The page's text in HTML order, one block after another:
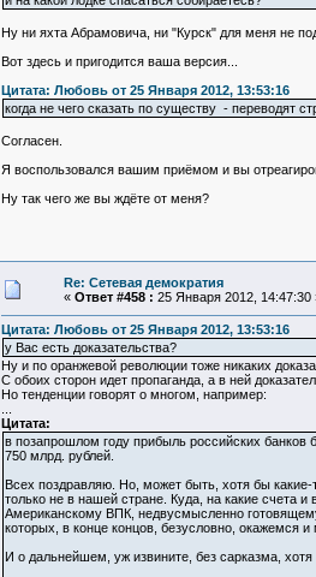
Ну ни яхта Абрамовича, ни "Курск" для меня не
Вот здесь и пригодится ваша версия...
Цитата: Любовь от 25 Января 2012, 13:53:16
когда не чего сказать по существу - переводят
Согласен.
Я воспользовался вашим приёмом и вы
Ну так чего же вы ждёте от меня?
Re: Сетевая демократия
« Ответ #458 : 25 Января 2012, 14:47:30
Цитата: Любовь от 25 Января 2012, 13:53:16
у Вас есть доказательства?
Ну и по оранжевой революции тоже никаких
С обоих сторон идет пропаганда, а в ней
Но тенденции говорят о многом, например:
Цитата:
в позапрошлом году прибыль российских
750 млрд. рублей.
Всех поздравляю. Но, может быть, хотя бы какие-
только не в нашей стране. Куда, на какие счета
Американскому ВПК, недвусмысленно
которых, в конце концов, безусловно, окажемся
И о дальнейшем, уж извините, без сарказма,